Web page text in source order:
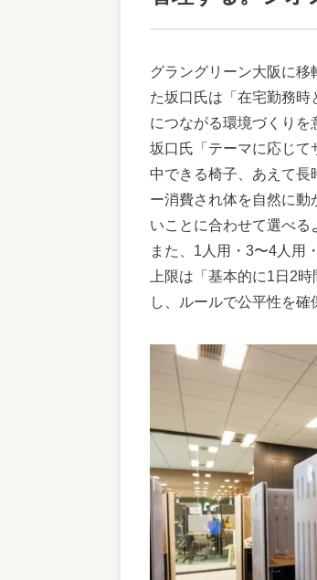
グラングリーン大阪に
た坂口氏は「在宅勤務
につながる環境づくりを
坂口氏「テーマに応じて
中できる椅子、あえて長
ー消費され体を自然に動
いことに合わせて選べる
また、1人用・3〜4人用
上限は「基本的に1日2
し、ルールで公平性を確